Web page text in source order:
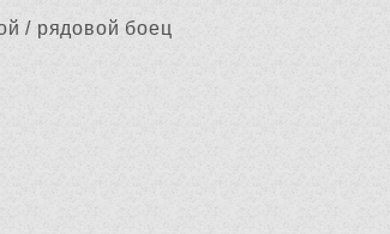
/ рядовой боец